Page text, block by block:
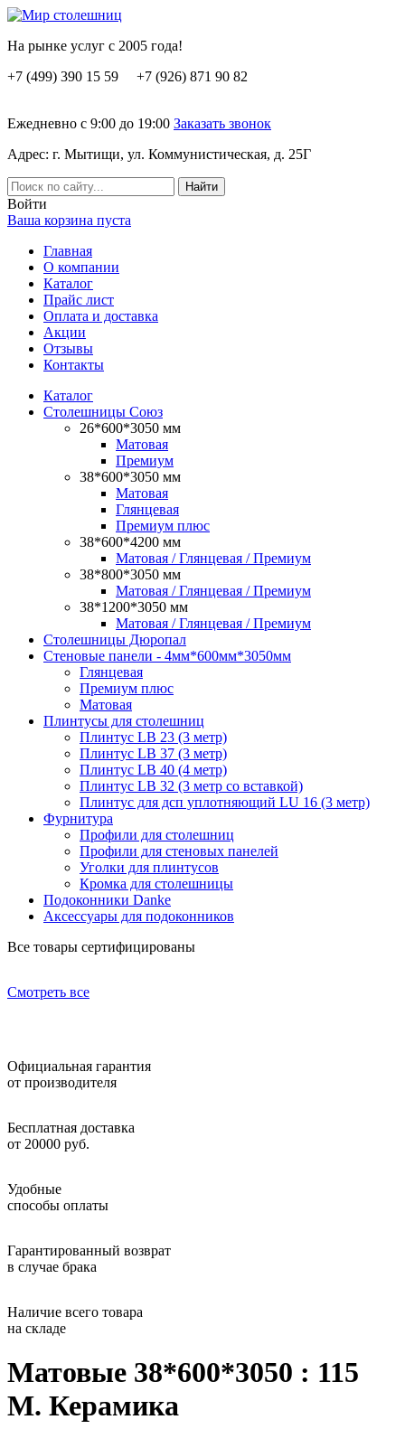
На рынке услуг с 2005 года!
+7 (499) 390 15 59 +7 (926) 871 90 82
Ежедневно с 9:00 до 19:00 Заказать звонок
Адрес: г. Мытищи, ул. Коммунистическая, д. 25Г
Вoйти
Ваша корзина пуста
Главная
О компании
Каталог
Прайс лист
Оплата и доставка
Акции
Отзывы
Контакты
Каталог
Столешницы Союз
26*600*3050 мм
Матовая
Премиум
38*600*3050 мм
Матовая
Глянцевая
Премиум плюс
38*600*4200 мм
Матовая / Глянцевая / Премиум
38*800*3050 мм
Матовая / Глянцевая / Премиум
38*1200*3050 мм
Матовая / Глянцевая / Премиум
Столешницы Дюропал
Стеновые панели - 4мм*600мм*3050мм
Глянцевая
Премиум плюс
Матовая
Плинтусы для столешниц
Плинтус LB 23 (3 метр)
Плинтус LB 37 (3 метр)
Плинтус LB 40 (4 метр)
Плинтус LB 32 (3 метр со вставкой)
Плинтус для дсп уплотняющий LU 16 (3 метр)
Фурнитура
Профили для столешниц
Профили для стеновых панелей
Уголки для плинтусов
Кромка для столешницы
Подоконники Danke
Аксессуары для подоконников
Все товары сертифицированы
Смотреть все
Официальная гарантия
от производителя
Бесплатная доставка
от 20000 руб.
Удобные
способы оплаты
Гарантированный возврат
в случае брака
Наличие всего товара
на складе
Матовые 38*600*3050 : 115
М. Керамика